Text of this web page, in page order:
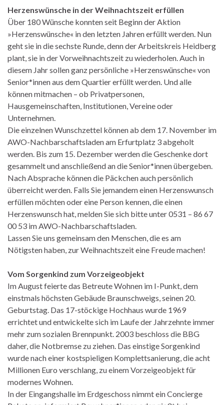
Herzenswünsche in der Weihnachtszeit erfüllen
Über 180 Wünsche konnten seit Beginn der Aktion
»Herzenswünsche« in den letzten Jahren erfüllt werden. Nun
geht sie in die sechste Runde, denn der Arbeitskreis Heidberg
plant, sie in der Vorweihnachtszeit zu wiederholen. Auch in
diesem Jahr sollen ganz persönliche »Herzenswünsche« von
Senior*innen aus dem Quartier erfüllt werden. Und alle
können mitmachen – ob Privatpersonen,
Hausgemeinschaften, Institutionen, Vereine oder
Unternehmen.
Die einzelnen Wunschzettel können ab dem 17. November im
AWO-Nachbarschaftsladen am Erfurtplatz 3 abgeholt
werden. Bis zum 15. Dezember werden die Geschenke dort
gesammelt und anschließend an die Senior*innen übergeben.
Nach Absprache können die Päckchen auch persönlich
überreicht werden. Falls Sie jemandem einen Herzenswunsch
erfüllen möchten oder eine Person kennen, die einen
Herzenswunsch hat, melden Sie sich bitte unter 0531 – 86 67
00 53 im AWO-Nachbarschaftsladen.
Lassen Sie uns gemeinsam den Menschen, die es am
Nötigsten haben, zur Weihnachtszeit eine Freude machen!
Vom Sorgenkind zum Vorzeigeobjekt
Im August feierte das Betreute Wohnen im I-Punkt, dem
einstmals höchsten Gebäude Braunschweigs, seinen 20.
Geburtstag. Das 17-stöckige Hochhaus wurde 1969
errichtet und entwickelte sich im Laufe der Jahrzehnte immer
mehr zum sozialen Brennpunkt. 2003 beschloss die BBG
daher, die Notbremse zu ziehen. Das einstige Sorgenkind
wurde nach einer kostspieligen Komplettsanierung, die acht
Millionen Euro verschlang, zu einem Vorzeigeobjekt für
modernes Wohnen.
In der Eingangshalle im Erdgeschoss nimmt ein Concierge